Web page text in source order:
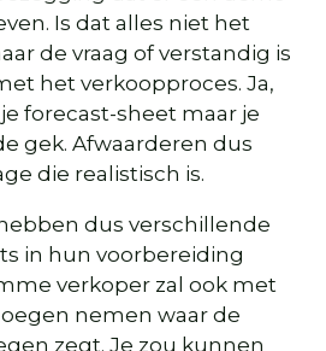
Is dat alles niet het
de vraag of verstandig is
het verkoopproces. Ja,
forecast-sheet maar je
gek. Afwaarderen dus
die realistisch is.
dus verschillende
in hun voorbereiding
verkoper zal ook met
nemen waar de
zegt. Je zou kunnen